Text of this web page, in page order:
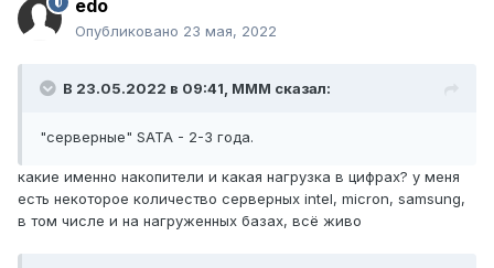
edo
Опубликовано 23 мая, 2022
В 23.05.2022 в 09:41, MMM сказал:
"серверные" SATA - 2-3 года.
какие именно накопители и какая нагрузка в цифрах? у меня
есть некоторое количество серверных intel, micron, samsung,
в том числе и на нагруженных базах, всё живо